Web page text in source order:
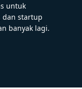
untuk
dan startup
banyak lagi.